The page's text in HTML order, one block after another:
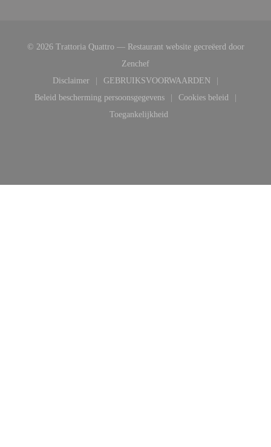
© 2026 Trattoria Quattro — Restaurant website gecreëerd door
Zenchef((opent in een nieuw venster))
Disclaimer
((opent in een nieuw venster))
GEBRUIKSVOORWAARDEN
((opent in een nieuw venster))
Beleid bescherming persoonsgegevens
((opent in een nieuw venster))
Cookies beleid
((opent in een
Toegankelijkheid
((opent in een nieuw venster))